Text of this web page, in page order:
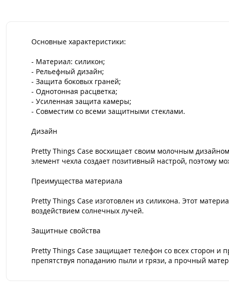
Основные характеристики:
- Материал: силикон;
- Рельефный дизайн;
- Защита боковых граней;
- Однотонная расцветка;
- Усиленная защита камеры;
- Совместим со всеми защитными стеклами.
Дизайн
Pretty Things Case восхищает своим молочным
элемент чехла создает позитивный настрой, поэтому
Преимущества материала
Pretty Things Case изготовлен из силикона. Этот
воздействием солнечных лучей.
Защитные свойства
Pretty Things Case защищает телефон со всех сторон и
препятствуя попаданию пыли и грязи, а прочный